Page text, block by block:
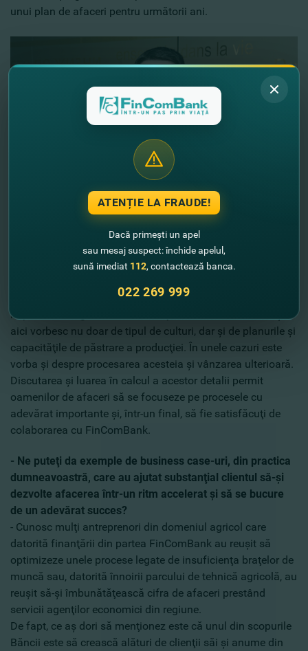
unui plan de afaceri pentru următorii ani.
- FinComBank ia în calcul specificul sezonier în domeniul
reflectă în graficul flexibil de achitare, care se elaborează
împreună cu agricultorul în funcţie de schema afacerii, şi
aici vorbesc nu doar de tipul de culturi, dar şi de planurile şi
capacităţile de păstrare a producţiei. În unele cazuri este
vorba şi despre procesarea acesteia şi vânzarea ulterioară.
Discutarea şi luarea în calcul a acestor detalii permit
oamenilor de afaceri să se focuseze pe procesele cu
adevărat importante şi, într-un final, să fie satisfăcuţi de
colaborarea cu FinComBank.
- Ne puteţi da exemple de business case-uri, din practica
dumneavoastră, care au ajutat substanţial clientul să-şi
dezvolte afacerea într-un ritm accelerat şi să se bucure
de un adevărat succes?
- Cunosc mulţi antreprenori din domeniul agricol care
datorită finanţării din partea FinComBank au reuşit să
optimizeze unele procese legate de insuficienţa braţelor de
muncă sau, datorită înnoirii parcului de tehnică agricolă, au
reuşit să-şi îmbunătăţească cifra de afaceri prestând
servicii agenţilor economici din regiune.
De fapt, ce aş dori să menţionez este că unul din scopurile
Băncii este să crească alături de clienţii săi şi anume din
ATENȚIE LA FRAUDE!
Dacă primești un apel
sau mesaj suspect: închide apelul,
sună imediat 112, contactează banca.
022 269 999